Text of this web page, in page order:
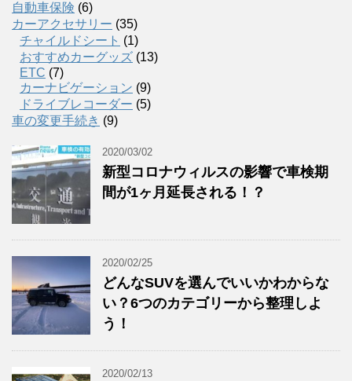
自動車保険 (6)
カーアクセサリー (35)
チャイルドシート (1)
おすすめカーグッズ (13)
ETC (7)
カーナビゲーション (9)
ドライブレコーダー (5)
車の変更手続き (9)
2020/03/02
新型コロナウィルスの影響で車検期
間が1ヶ月延長される！？
2020/02/25
どんなSUVを選んでいいかわからな
い？6つのカテゴリーから整理しよ
う！
2020/02/13